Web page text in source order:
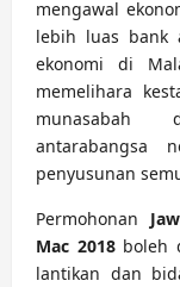
mengawal
lebih luas bank
ekonomi di
memelihara
munasabah
antarabangsa
penyusunan
Permohonan
Mac 2018boleh
lantikan dan